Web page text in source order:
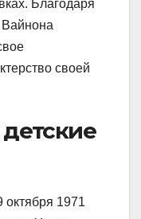
Благодаря
Вайнона
своей
октября 1971